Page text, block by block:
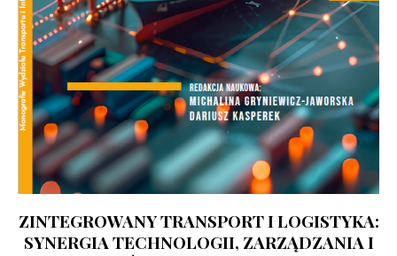
ZINTEGROWANY TRANSPORT I LOGISTYKA:
SYNERGIA TECHNOLOGII, ZARZĄDZANIA I